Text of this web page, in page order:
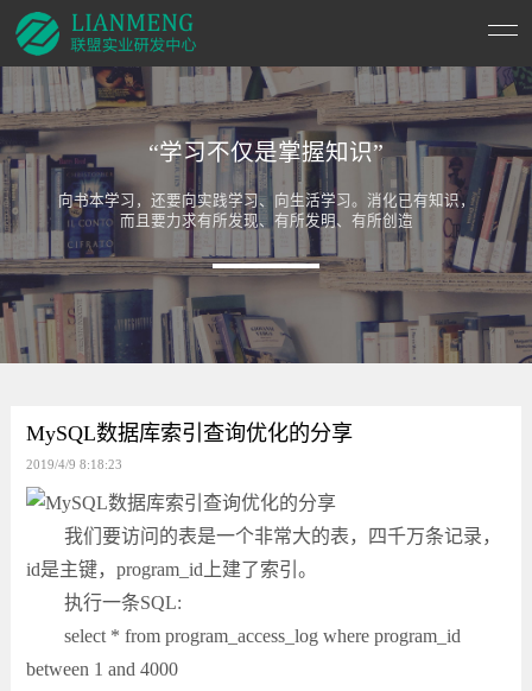
“学习不仅是掌握知识”
向书本学习，还要向实践学习、向生活学习。消化已有知识，
而且要力求有所发现、有所发明、有所创造
MySQL数据库索引查询优化的分享
2019/4/9 8:18:23
我们要访问的表是一个非常大的表，四千万条记录，
id是主键，program_id上建了索引。
执行一条SQL:
select * from program_access_log where program_id
between 1 and 4000